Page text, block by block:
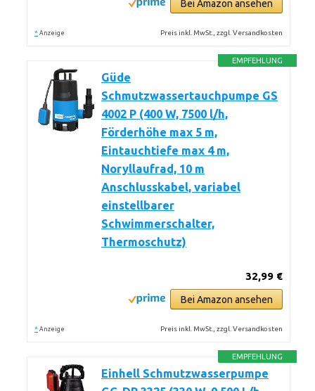
Bei Amazon ansehen
* Anzeige Preis inkl. MwSt., zzgl. Versandkosten
EMPFEHLUNG
Güde
Schmutzwassertauchpumpe GS
4002 P (400 W, 7500 l/h,
Förderhöhe max 5 m,
Eintauchtiefe max 4 m,
Noryllaufrad, 10 m
Anschlusskabel, variabel
einstellbarer
Schwimmerschalter,
Thermoschutz)
32,99 €
Bei Amazon ansehen
* Anzeige Preis inkl. MwSt., zzgl. Versandkosten
EMPFEHLUNG
Einhell Schmutzwasserpumpe